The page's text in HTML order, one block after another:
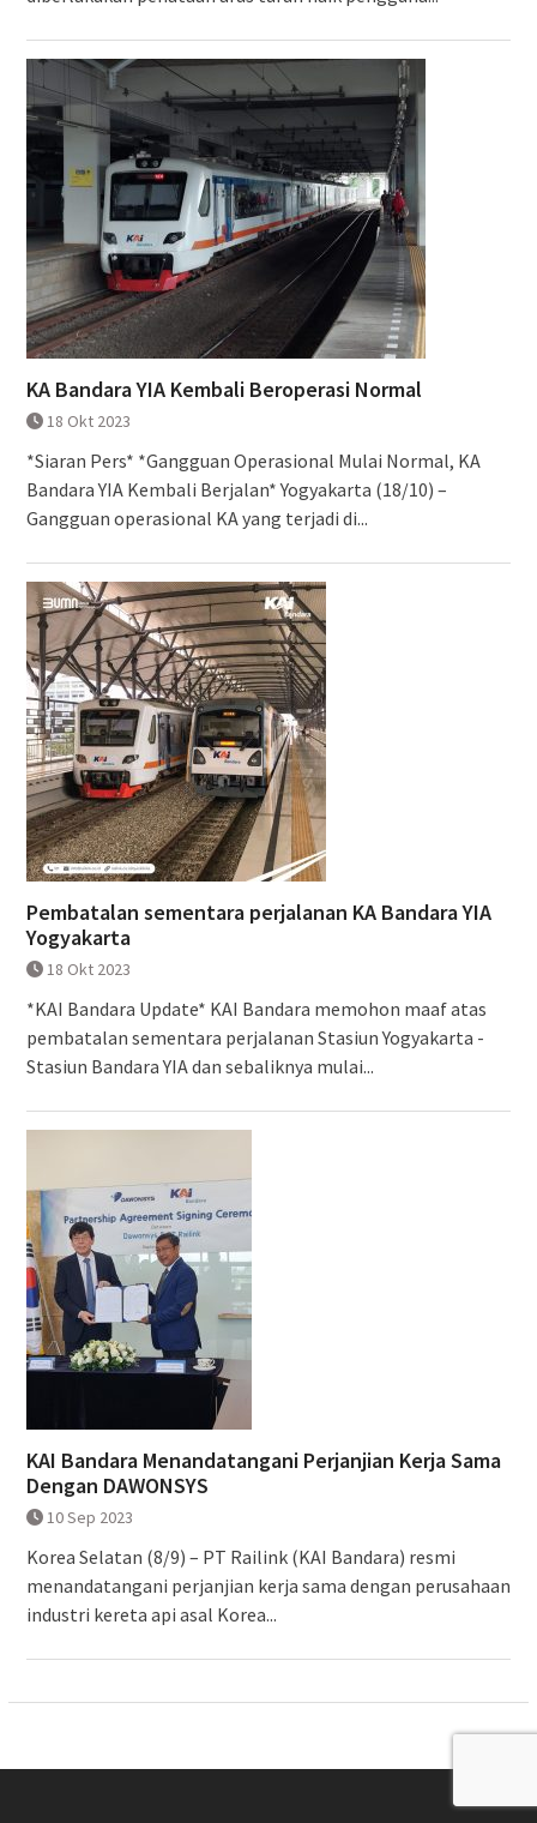
KA Bandara YIA Kembali Beroperasi Normal
18 Okt 2023
*Siaran Pers* *Gangguan Operasional Mulai Normal, KA
Bandara YIA Kembali Berjalan* Yogyakarta (18/10) –
Gangguan operasional KA yang terjadi di...
Pembatalan sementara perjalanan KA Bandara YIA
Yogyakarta
18 Okt 2023
*KAI Bandara Update* KAI Bandara memohon maaf atas
pembatalan sementara perjalanan Stasiun Yogyakarta -
Stasiun Bandara YIA dan sebaliknya mulai...
KAI Bandara Menandatangani Perjanjian Kerja Sama
Dengan DAWONSYS
10 Sep 2023
Korea Selatan (8/9) – PT Railink (KAI Bandara) resmi
menandatangani perjanjian kerja sama dengan perusahaan
industri kereta api asal Korea...